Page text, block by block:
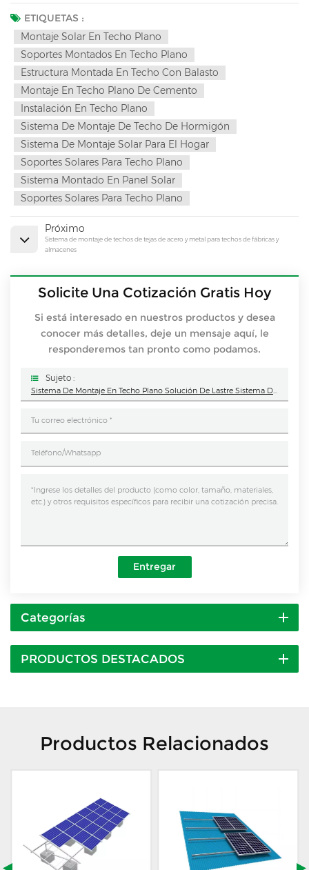
ETIQUETAS :
Montaje Solar En Techo Plano
Soportes Montados En Techo Plano
Estructura Montada En Techo Con Balasto
Montaje En Techo Plano De Cemento
Instalación En Techo Plano
Sistema De Montaje De Techo De Hormigón
Sistema De Montaje Solar Para El Hogar
Soportes Solares Para Techo Plano
Sistema Montado En Panel Solar
Soportes Solares Para Techo Plano
Próximo
Sistema de montaje de techos de tejas de acero y metal para techos de fábricas y
almacenes
Solicite Una Cotización Gratis Hoy
Si está interesado en nuestros productos y desea
conocer más detalles, deje un mensaje aquí, le
responderemos tan pronto como podamos.
Sujeto :
Sistema De Montaje En Techo Plano Solución De Lastre Sistema De Techo Plano Soporte De Abrazadera
Entregar
Categorías
PRODUCTOS DESTACADOS
Productos Relacionados